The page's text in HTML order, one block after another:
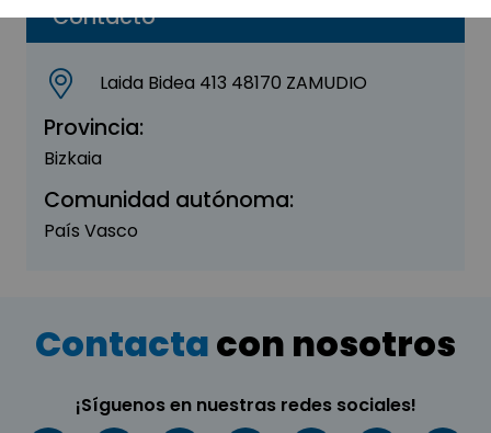
Contacto
Laida Bidea 413 48170 ZAMUDIO
Provincia:
Bizkaia
Comunidad autónoma:
País Vasco
Contactacon nosotros
¡Síguenos en nuestras redes sociales!